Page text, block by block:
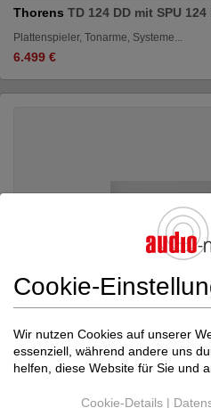
Thorens TD 124 DD mit SPU
Plattenspieler, Tonarme, Systeme...
6.499 €
RS151 Gen. 2 High-
Cookie-
Wir nutzen Cookies auf unserer
essenziell, während andere uns
helfen, diese Website für Sie und
Cookie-Details |